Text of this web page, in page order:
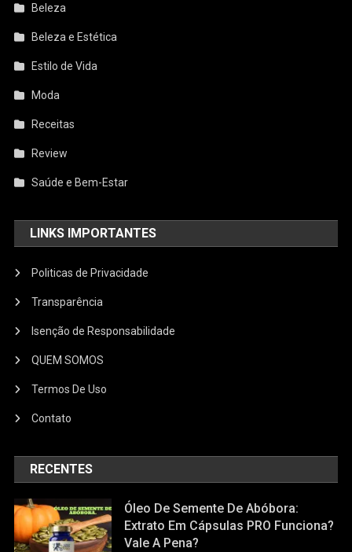
Beleza
Beleza e Estética
Estilo de Vida
Moda
Receitas
Review
Saúde e Bem-Estar
LINKS IMPORTANTES
Politicas de Privacidade
Transparência
Isenção de Responsabilidade
QUEM SOMOS
Termos De Uso
Contato
RECENTES
Óleo De Semente De Abóbora:
Extrato Em Cápsulas PRO Funciona?
Vale A Pena?